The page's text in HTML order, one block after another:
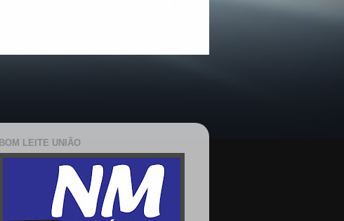
BOM LEITE UNIÃO